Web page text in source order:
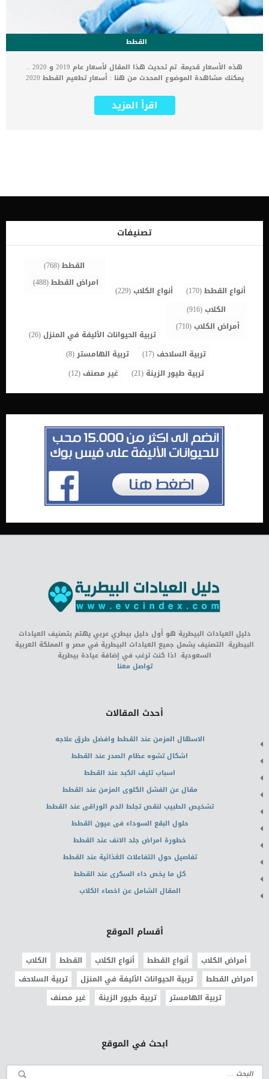
القطط
هذه الأسعار قديمة. تم تحديث هذا المقال لأسعار عام 2019 و 2020 ..
يمكنك مشاهدة الموضوع المحدث من هنا : أسعار تطعيم القطط 2020
هام جدا حتى تستطيع أن تحافظ على صحة قطتك في أفضل حال. وكذلك
بالمقارنة بالسعر. لذلك لا تنخدع بارتفاع او انخفاض السعر فقط. أسعار
القطة إلى سن 8 أسابيع يمكن تطعيمها أول التطعيمات ضد الأمراض
الفيروسية وهو التطعيم الرباعي. هذا التطعيم يكون على هيئة حقن وهو
التطعيم الوحيد الذي يتم فيه حقن الحيوان. التطعيم الرباعي يقي القطة
اقرأ المزيد
تصنيفات
أنواع القطط(170) أنواع الكلاب(229)
القطط(768)
امراض القطط(488)
الكلاب(916)
أمراض الكلاب(710)
تربية الحيوانات الأليفة في المنزل(26)
تربية السلاحف(17) تربية الهامستر(8)
تربية طيور الزينة (21) غير مصنف(12)
دليل العيادات البيطرية هو أول دليل بيطري عربي يهتم بتصنيف العيادات
البيطرية. التصنيف يشمل جميع العيادات البيطرية في مصر و المملكة العربية
السعودية. اذا كنت ترغب في إضافة عيادة بيطرية
تواصل معنا
أحدث المقالات
الاسهال المزمن عند القطط وافضل طرق علاجه
اشكال تشوه عظام الصدر عند القطط
اسباب تليف الكبد عند القطط
مقال عن الفشل الكلوى المزمن عند القطط
تشخيص الطبيب لنقص تجلط الدم الوراقى عند القطط
حلول البقع السوداء فى عيون القطط
خطورة امراض جلد الانف عند القطط
تفاصيل حول التفاعلات الغذائية عند القطط
كل ما يخص داء السكرى عند القطط
المقال الشامل عن اخصاء الكلاب
أقسام الموقع
أمراض الكلاب أنواع القطط أنواع الكلاب القطط
الكلاب
امراض القطط
تربية الحيوانات الأليفة في المنزل
تربية السلاحف
تربية الهامستر
تربية طيور الزينة غير مصنف
ابحث في الموقع